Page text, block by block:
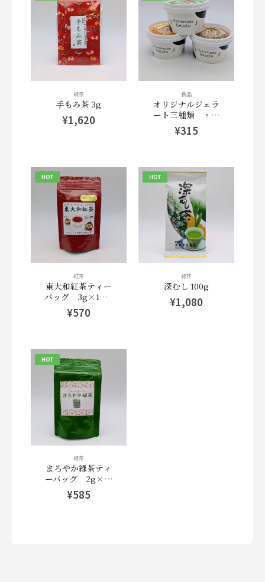
緑茶
手もみ茶 3g
¥1,620
食品
オリジナルジェラ
ート三種類 ◦ほ
うじ茶◦煎茶◦紅
茶 各85ml
¥315
HOT
紅茶
東大和紅茶ティー
バッグ 3g×10パ
ック
¥570
HOT
緑茶
深むし 100g
¥1,080
HOT
緑茶
まろやか緑茶ティ
ーバッグ 2g×10
パック
¥585